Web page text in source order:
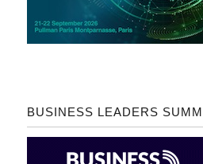
BUSINESS LEADERS